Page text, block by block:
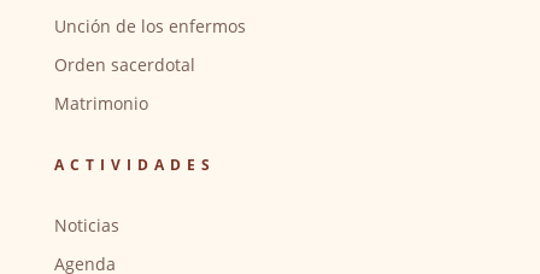
Unción de los enfermos
Orden sacerdotal
Matrimonio
ACTIVIDADES
Noticias
Agenda